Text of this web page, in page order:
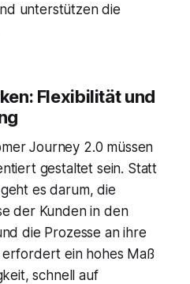
unterstützen die
Flexibilität und
Journey 2.0 müssen
gestaltet sein. Statt
es darum, die
der Kunden in den
die Prozesse an ihre
erfordert ein hohes Maß
schnell auf